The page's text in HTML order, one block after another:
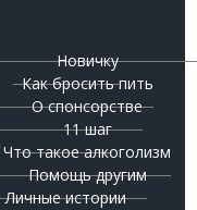
Новичку
Как бросить пить
О спонсорстве
11 шаг
Что такое алкоголизм
Помощь другим
Личные истории